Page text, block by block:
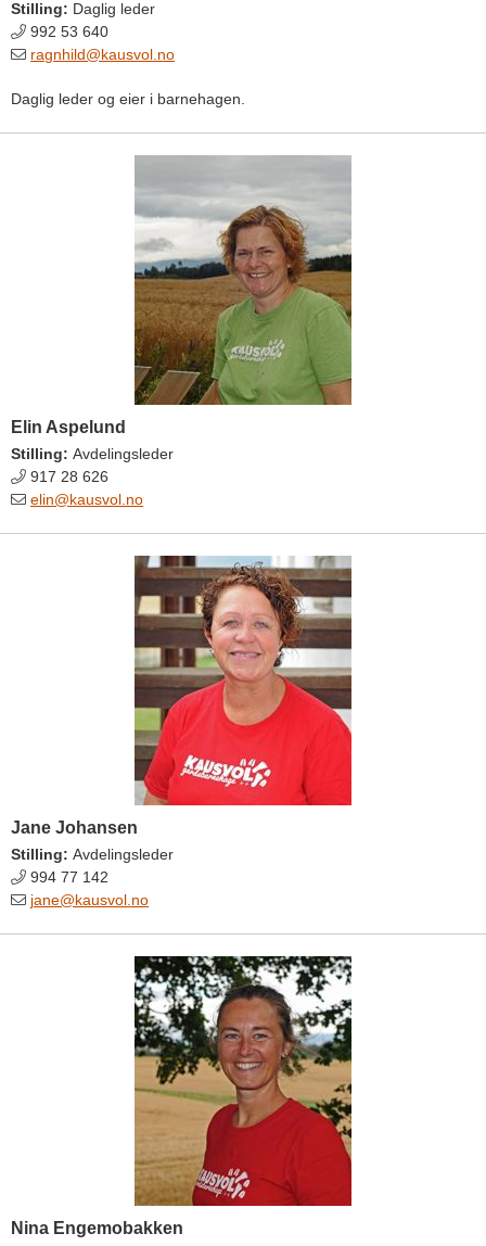
Stilling: Daglig leder
992 53 640
ragnhild@kausvol.no
Daglig leder og eier i barnehagen.
Elin Aspelund
Stilling: Avdelingsleder
917 28 626
elin@kausvol.no
Jane Johansen
Stilling: Avdelingsleder
994 77 142
jane@kausvol.no
Nina Engemobakken